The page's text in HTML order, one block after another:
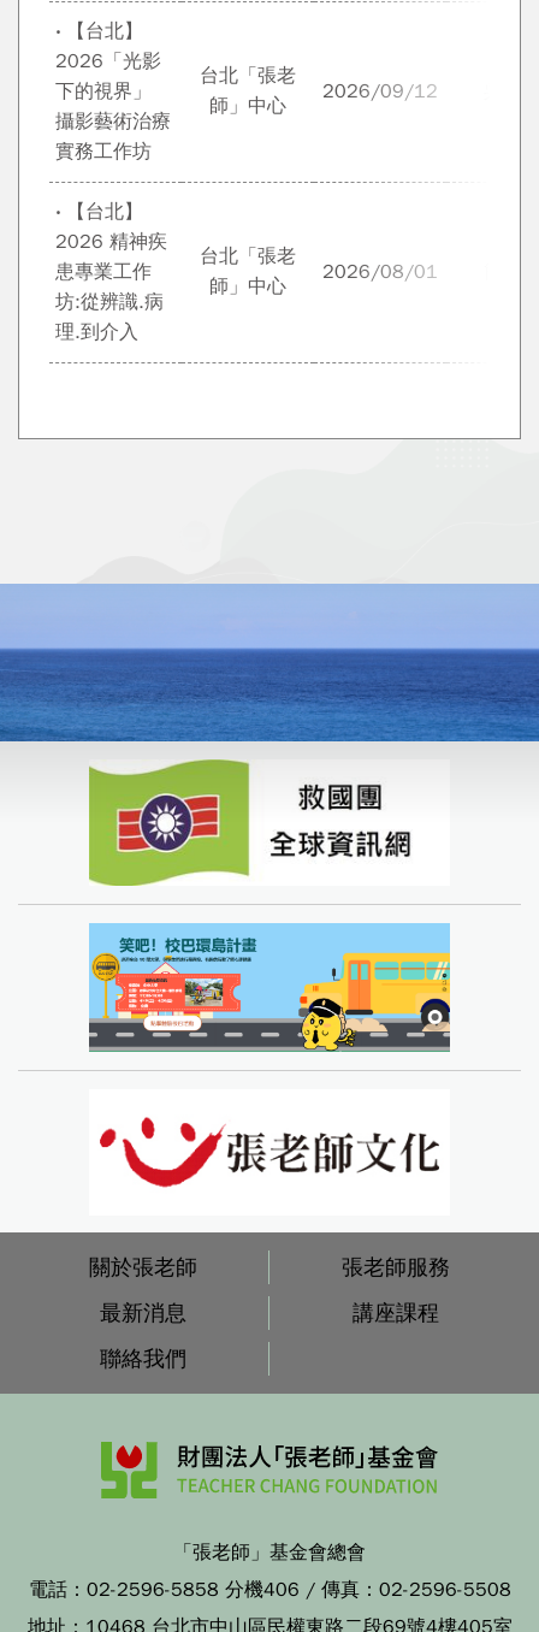
‧ 【台北】
2026「光影
下的視界」
攝影藝術治療
實務工作坊
台北「張老
師」中心
2026/09/12
‧ 【台北】
2026 精神疾
患專業工作
坊:從辨識.病
理.到介入
台北「張老
師」中心
2026/08/01
關於張老師
張老師服務
最新消息
講座課程
聯絡我們
「張老師」基金會總會
電話： 02-2596-5858 分機406 / 傳真： 02-2596-5508